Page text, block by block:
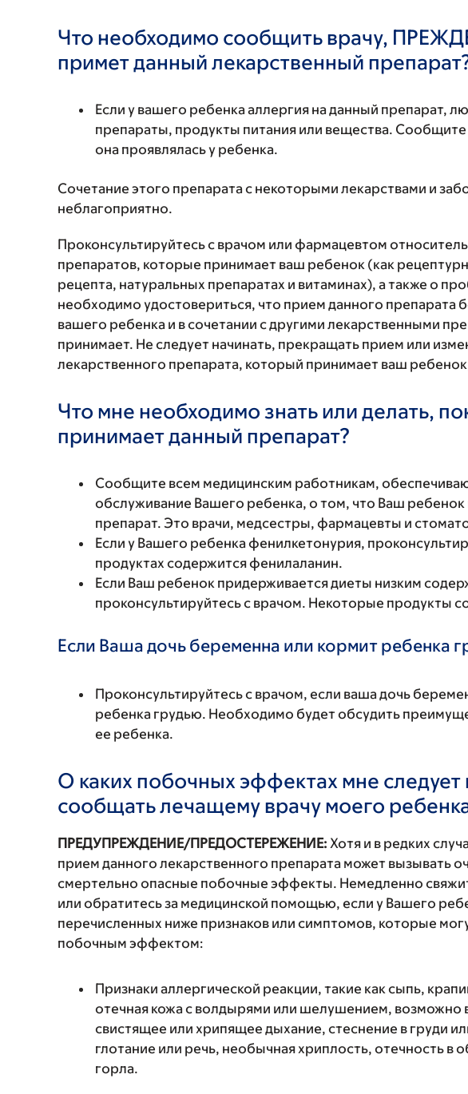
Что необходимо сообщить врачу,
примет данный лекарственный
Если у вашего ребенка аллергия на данный препарат,
препараты, продукты питания или вещества. Сообщите
она проявлялась у ребенка.
Сочетание этого препарата с некоторыми лекарствами и
неблагоприятно.
Проконсультируйтесь с врачом или фармацевтом
препаратов, которые принимает ваш ребенок (как
рецепта, натуральных препаратах и витаминах), а также о
необходимо удостовериться, что прием данного препарата
вашего ребенка и в сочетании с другими лекарственными
принимает. Не следует начинать, прекращать прием или
лекарственного препарата, который принимает ваш
Что мне необходимо знать или делать,
принимает данный препарат?
Сообщите всем медицинским работникам,
обслуживание Вашего ребенка, о том, что Ваш
препарат. Это врачи, медсестры, фармацевты и
Если у Вашего ребенка фенилкетонурия,
продуктах содержится фенилаланин.
Если Ваш ребенок придерживается диеты низким
проконсультируйтесь с врачом. Некоторые продукты
Если Ваша дочь беременна или кормит ребенка
Проконсультируйтесь с врачом, если ваша дочь
ребенка грудью. Необходимо будет обсудить
ее ребенка.
О каких побочных эффектах мне
сообщать лечащему врачу моего
ПРЕДУПРЕЖДЕНИЕ/ПРЕДОСТЕРЕЖЕНИЕ: Хотя и в редких
прием данного лекарственного препарата может вызывать
смертельно опасные побочные эффекты. Немедленно
или обратитесь за медицинской помощью, если у Вашего
перечисленных ниже признаков или симптомов, которые
побочным эффектом:
Признаки аллергической реакции, такие как сыпь,
отечная кожа с волдырями или шелушением, возможно
свистящее или хрипящее дыхание, стеснение в груди
глотание или речь, необычная хриплость, отечность в
горла.